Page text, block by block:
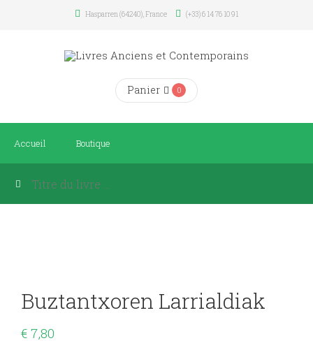
Hasparren (64240), France (+33) 6 14 76 10 91
Panier 0
Accueil Boutique
Buztantxoren Larrialdiak
€ 7,80